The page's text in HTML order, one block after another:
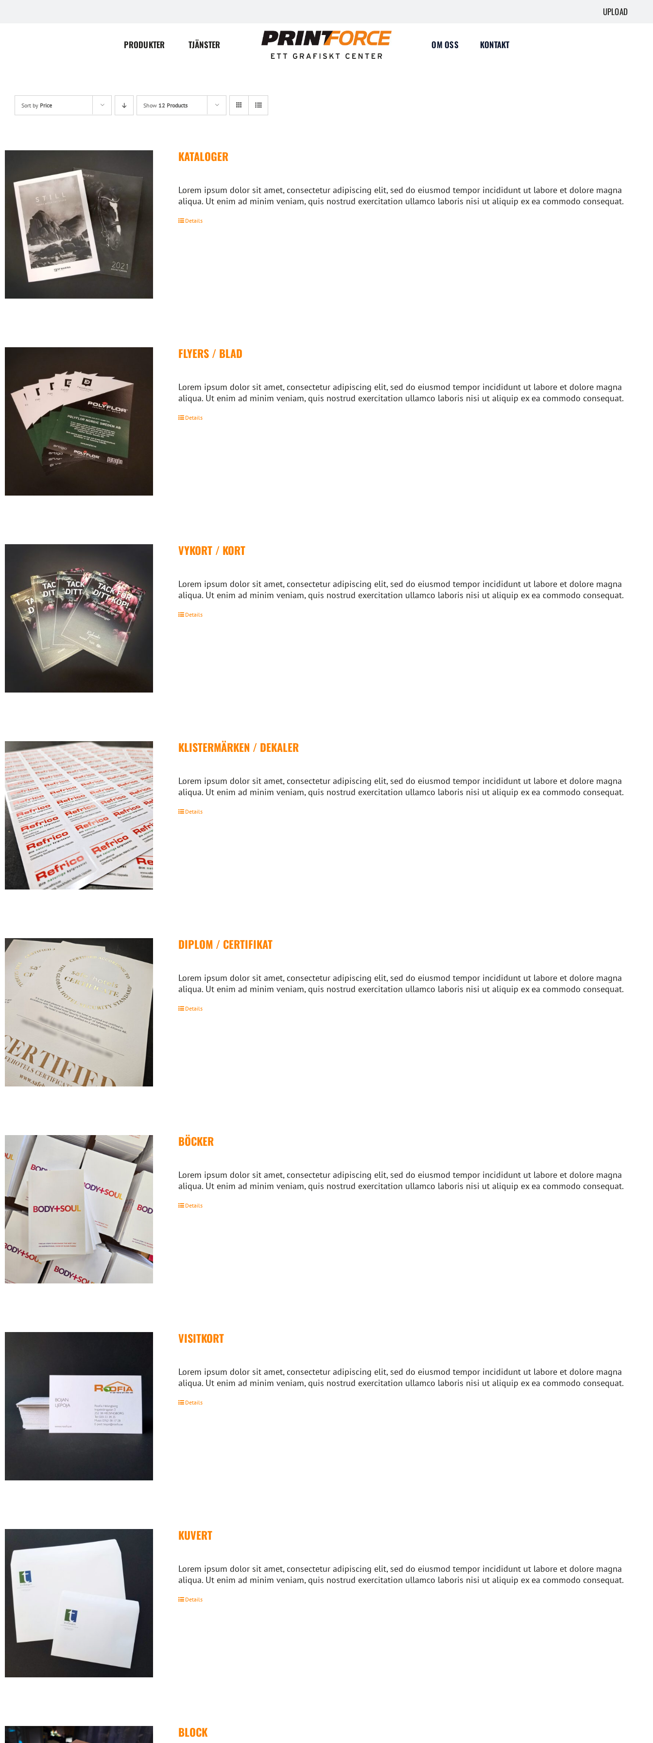
UPLOAD
PRODUKTER TJÄNSTER OM OSS KONTAKT
Sort by Price Show 12 Products
KATALOGER
Lorem ipsum dolor sit amet, consectetur adipiscing elit, sed do eiusmod tempor incididunt ut labore et dolore magna
aliqua. Ut enim ad minim veniam, quis nostrud exercitation ullamco laboris nisi ut aliquip ex ea commodo consequat.
Details
FLYERS / BLAD
Lorem ipsum dolor sit amet, consectetur adipiscing elit, sed do eiusmod tempor incididunt ut labore et dolore magna
aliqua. Ut enim ad minim veniam, quis nostrud exercitation ullamco laboris nisi ut aliquip ex ea commodo consequat.
Details
VYKORT / KORT
Lorem ipsum dolor sit amet, consectetur adipiscing elit, sed do eiusmod tempor incididunt ut labore et dolore magna
aliqua. Ut enim ad minim veniam, quis nostrud exercitation ullamco laboris nisi ut aliquip ex ea commodo consequat.
Details
KLISTERMÄRKEN / DEKALER
Lorem ipsum dolor sit amet, consectetur adipiscing elit, sed do eiusmod tempor incididunt ut labore et dolore magna
aliqua. Ut enim ad minim veniam, quis nostrud exercitation ullamco laboris nisi ut aliquip ex ea commodo consequat.
Details
DIPLOM / CERTIFIKAT
Lorem ipsum dolor sit amet, consectetur adipiscing elit, sed do eiusmod tempor incididunt ut labore et dolore magna
aliqua. Ut enim ad minim veniam, quis nostrud exercitation ullamco laboris nisi ut aliquip ex ea commodo consequat.
Details
BÖCKER
Lorem ipsum dolor sit amet, consectetur adipiscing elit, sed do eiusmod tempor incididunt ut labore et dolore magna
aliqua. Ut enim ad minim veniam, quis nostrud exercitation ullamco laboris nisi ut aliquip ex ea commodo consequat.
Details
VISITKORT
Lorem ipsum dolor sit amet, consectetur adipiscing elit, sed do eiusmod tempor incididunt ut labore et dolore magna
aliqua. Ut enim ad minim veniam, quis nostrud exercitation ullamco laboris nisi ut aliquip ex ea commodo consequat.
Details
KUVERT
Lorem ipsum dolor sit amet, consectetur adipiscing elit, sed do eiusmod tempor incididunt ut labore et dolore magna
aliqua. Ut enim ad minim veniam, quis nostrud exercitation ullamco laboris nisi ut aliquip ex ea commodo consequat.
Details
BLOCK